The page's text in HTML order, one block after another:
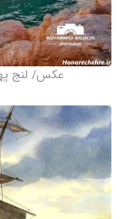
عکس/ لنج